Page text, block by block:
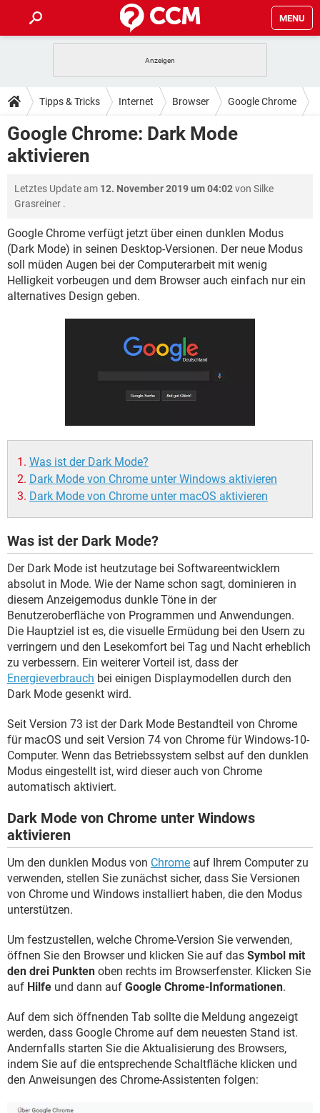
MENU
ANDROID IOS
WINDOWS 10 INSTAGRAM
WHATSAPP
TIPPS & TRICKS
SPIELE STREAMING
ANDROID IOS
WHATSAPP TIKTOK
DOWNLOADS
SPIELE
WINDOWS 10
WHATSAPP TIKTOK
FACEBOOK HARDWARE
FORUM
SPIELE STREAMING
WINDOWS 10 INSTAGRAM
WHATSAPP TIKTOK
FACEBOOK
LEXIKON
SPIELE STREAMING
ANDROID IOS
WINDOWS 10 INSTAGRAM
WHATSAPP
Tipps & Tricks Internet Browser Google Chrome
Google Chrome: Dark Mode
aktivieren
Letztes Update am 12. November 2019 um 04:02von Silke
Grasreiner .
Google Chrome verfügt jetzt über einen dunklen Modus
(Dark Mode) in seinen Desktop-Versionen. Der neue Modus
soll müden Augen bei der Computerarbeit mit wenig
Helligkeit vorbeugen und dem Browser auch einfach nur ein
alternatives Design geben.
Was ist der Dark Mode?
Dark Mode von Chrome unter Windows aktivieren
Dark Mode von Chrome unter macOS aktivieren
Was ist der Dark Mode?
Der Dark Mode ist heutzutage bei Softwareentwicklern
absolut in Mode. Wie der Name schon sagt, dominieren in
diesem Anzeigemodus dunkle Töne in der
Benutzeroberfläche von Programmen und Anwendungen.
Die Hauptziel ist es, die visuelle Ermüdung bei den Usern zu
verringern und den Lesekomfort bei Tag und Nacht erheblich
zu verbessern. Ein weiterer Vorteil ist, dass der
Energieverbrauch bei einigen Displaymodellen durch den
Dark Mode gesenkt wird.
Seit Version 73 ist der Dark Mode Bestandteil von Chrome
für macOS und seit Version 74 von Chrome für Windows-10-
Computer. Wenn das Betriebssystem selbst auf den dunklen
Modus eingestellt ist, wird dieser auch von Chrome
automatisch aktiviert.
Dark Mode von Chrome unter Windows
aktivieren
Um den dunklen Modus von Chrome auf Ihrem Computer zu
verwenden, stellen Sie zunächst sicher, dass Sie Versionen
von Chrome und Windows installiert haben, die den Modus
unterstützen.
Um festzustellen, welche Chrome-Version Sie verwenden,
öffnen Sie den Browser und klicken Sie auf das Symbol mit
den drei Punkten oben rechts im Browserfenster. Klicken Sie
auf Hilfe und dann auf Google Chrome-Informationen.
Auf dem sich öffnenden Tab sollte die Meldung angezeigt
werden, dass Google Chrome auf dem neuesten Stand ist.
Andernfalls starten Sie die Aktualisierung des Browsers,
indem Sie auf die entsprechende Schaltfläche klicken und
den Anweisungen des Chrome-Assistenten folgen: